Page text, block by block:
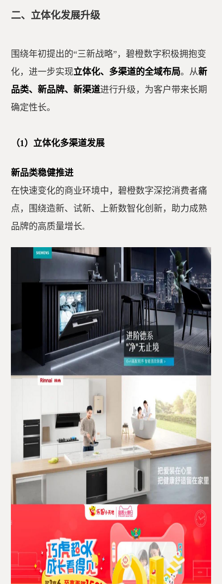
二、立体化发展升级
围绕年初提出的“三新战略”，碧橙数字积极拥抱变
化，进一步实现立体化、多渠道的全域布局。从新
品类、新品牌、新渠道进行升级，为客户带来长期
确定性长。
（1）立体化多渠道发展
新品类稳健推进
在快速变化的商业环境中，碧橙数字深挖消费者痛
点，围绕造新、试新、上新数智化创新，助力成熟
品牌的高质量增长。